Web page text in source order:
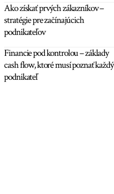
Ako získať prvých zákazníkov –
stratégie pre začínajúcich
podnikateľov
Financie pod kontrolou – základy
cash flow, ktoré musí poznať každý
podnikateľ